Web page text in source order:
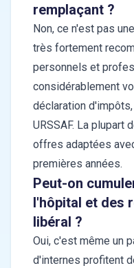
remplaçant ?
Non, ce n'est pas
très fortement
personnels et
considérablement
déclaration
URSSAF. La plupart
offres adaptées
premières années.
Peut-on
l'hôpital et des
libéral ?
Oui, c'est même un
d'internes profitent